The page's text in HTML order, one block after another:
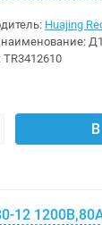
Huajing
наименование:
TR3412610
12